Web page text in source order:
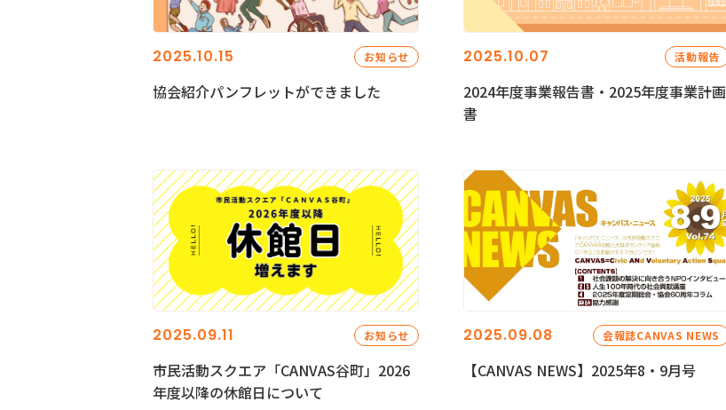
2025.10.15 お知らせ
協会紹介パンフレットができました
2025.10.07 活動報告
2024年度事業報告書・2025年度事業計画
書
2025.09.11 お知らせ
市民活動スクエア「CANVAS谷町」2026
年度以降の休館日について
2025.09.08 会報誌CANVAS NEWS
【CANVAS NEWS】2025年8・9月号